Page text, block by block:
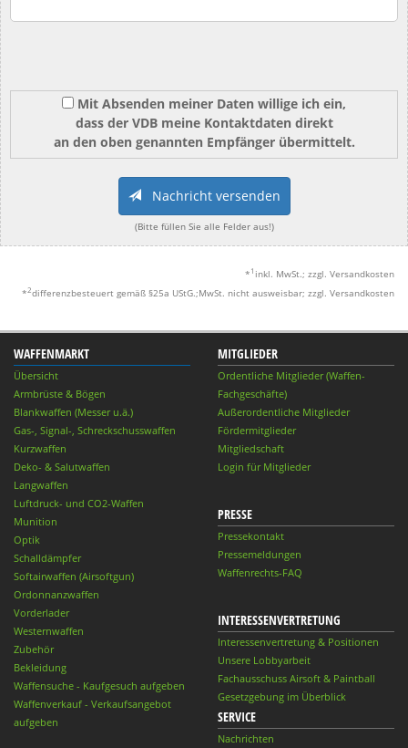
Mit Absenden meiner Daten willige ich ein,
dass der VDB meine Kontaktdaten direkt
an den oben genannten Empfänger übermittelt.
Nachricht versenden
(Bitte füllen Sie alle Felder aus!)
* 1 inkl. MwSt.; zzgl. Versandkosten
*2differenzbesteuert gemäß §25a UStG.;MwSt. nicht ausweisbar; zzgl. Versandkosten
WAFFENMARKT
Übersicht
Armbrüste & Bögen
Blankwaffen (Messer u.ä.)
Gas-, Signal-, Schreckschusswaffen
Kurzwaffen
Deko- & Salutwaffen
Langwaffen
Luftdruck- und CO2-Waffen
Munition
Optik
Schalldämpfer
Softairwaffen (Airsoftgun)
Ordonnanzwaffen
Vorderlader
Westernwaffen
Zubehör
Bekleidung
Waffensuche - Kaufgesuch aufgeben
Waffenverkauf - Verkaufsangebot
aufgeben
MITGLIEDER
Ordentliche Mitglieder (Waffen-
Fachgeschäfte)
Außerordentliche Mitglieder
Fördermitglieder
Mitgliedschaft
Login für Mitglieder
PRESSE
Pressekontakt
Pressemeldungen
Waffenrechts-FAQ
INTERESSENVERTRETUNG
Interessenvertretung & Positionen
Unsere Lobbyarbeit
Fachausschuss Airsoft & Paintball
Gesetzgebung im Überblick
SERVICE
Nachrichten